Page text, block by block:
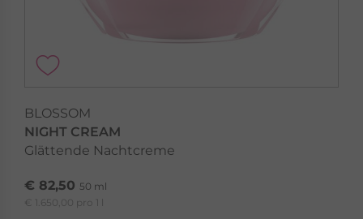
BLOSSOM
NIGHT CREAM
Glättende Nachtcreme
€ 82,50 50 ml
€ 1.650,00 pro 1 l